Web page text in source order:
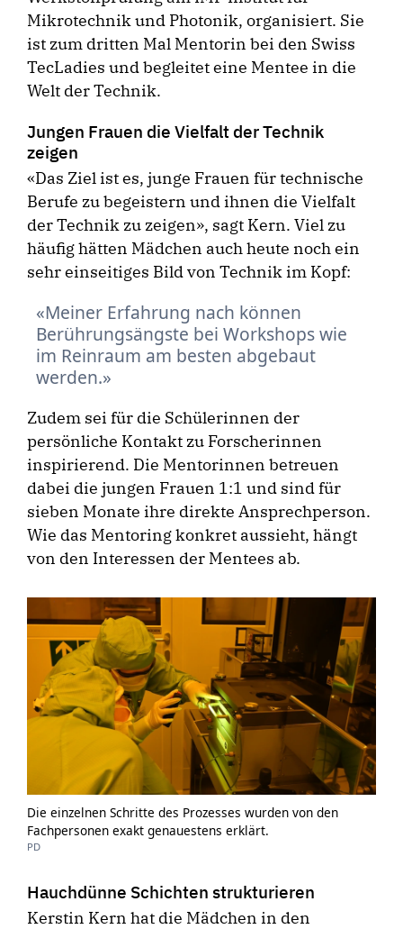
Mikrotechnik und Photonik, organisiert. Sie
ist zum dritten Mal Mentorin bei den Swiss
TecLadies und begleitet eine Mentee in die
Welt der Technik.
Jungen Frauen die Vielfalt der Technik
zeigen
«Das Ziel ist es, junge Frauen für technische
Berufe zu begeistern und ihnen die Vielfalt
der Technik zu zeigen», sagt Kern. Viel zu
häufig hätten Mädchen auch heute noch ein
sehr einseitiges Bild von Technik im Kopf:
Meiner Erfahrung nach können
Berührungsängste bei Workshops wie
im Reinraum am besten abgebaut
werden.
Zudem sei für die Schülerinnen der
persönliche Kontakt zu Forscherinnen
inspirierend. Die Mentorinnen betreuen
dabei die jungen Frauen 1:1 und sind für
sieben Monate ihre direkte Ansprechperson.
Wie das Mentoring konkret aussieht, hängt
von den Interessen der Mentees ab.
Die einzelnen Schritte des Prozesses wurden von den
Fachpersonen exakt genauestens erklärt.
PD
Hauchdünne Schichten strukturieren
Kerstin Kern hat die Mädchen in den